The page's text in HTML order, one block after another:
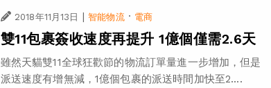
2018年11月13日 智能物流· 電商
雙11包裹簽收速度再提升 1億個僅需2.6天
雖然天貓雙11全球狂歡節的物流訂單量進一步增加，但是
派送速度有增無減，1億個包裹的派送時間加快至2....